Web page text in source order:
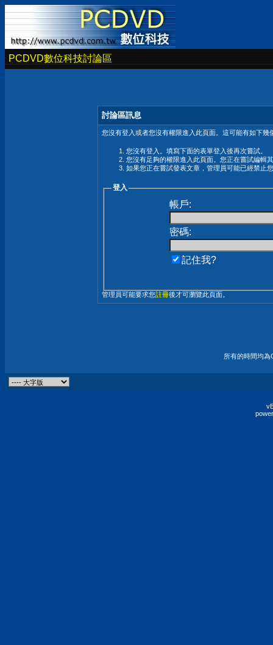
PCDVD數位科技討論區
討論區訊息
您沒有登入或者您沒有權限進入此頁面。這可能有如下幾
您沒有登入。填寫下面的表單登入後再次嘗試。
您沒有足夠的權限進入此頁面。您正在嘗試編輯
如果您正在嘗試發表文章，管理員可能已經禁止
登入
帳戶:
密碼:
記住我?
管理員可能要求您註冊後才可瀏覽此頁面。
所有的時間均為